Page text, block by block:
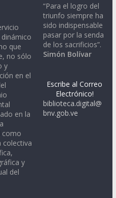
que
no sólo
y
en el
en la
como
colectiva
y
del
“Para el logro del
triunfo siempre ha
sido indispensable
pasar por la senda
de los sacrificios”.
Simón Bolívar
Escribe al Correo
Electrónico!
biblioteca.digital@
bnv.gob.ve